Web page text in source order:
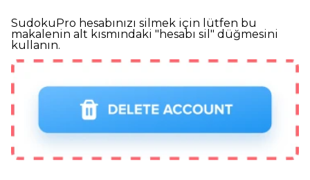
SudokuPro hesabınızı silmek için lütfen bu
makalenin alt kısmındaki "hesabı sil" düğmesini
kullanın.